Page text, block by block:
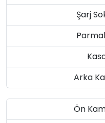
Şarj
Arka
Ön